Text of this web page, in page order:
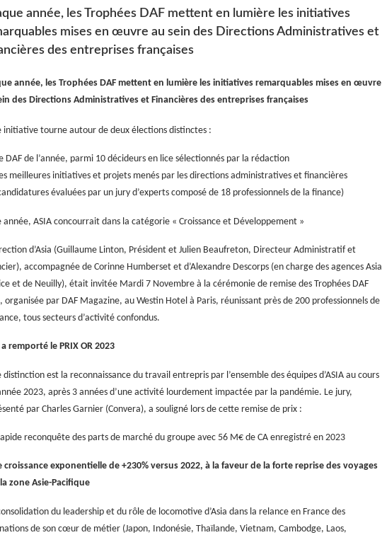
année, les Trophées DAF mettent en lumière les initiatives
mises en œuvre au sein des Directions Administratives et
des entreprises françaises
année, les Trophées DAF mettent en lumière les initiatives remarquables mises en œuvre
des Directions Administratives et Financières des entreprises françaises
initiative tourne autour de deux élections distinctes :
DAF de l’année, parmi 10 décideurs en lice sélectionnés par la rédaction
meilleures initiatives et projets menés par les directions administratives et financières
évaluées par un jury d’experts composé de 18 professionnels de la finance)
année, ASIA concourrait dans la catégorie « Croissance et Développement »
d’Asia (Guillaume Linton, Président et Julien Beaufreton, Directeur Administratif et
accompagnée de Corinne Humberset et d’Alexandre Descorps (en charge des agences Asia
et de Neuilly), était invitée Mardi 7 Novembre à la cérémonie de remise des Trophées DAF
organisée par DAF Magazine, au Westin Hotel à Paris, réunissant près de 200 professionnels de
tous secteurs d’activité confondus.
a remporté le PRIX OR 2023
distinction est la reconnaissance du travail entrepris par l’ensemble des équipes d’ASIA au cours
2023, après 3 années d’une activité lourdement impactée par la pandémie. Le jury,
par Charles Garnier (Convera), a souligné lors de cette remise de prix :
reconquête des parts de marché du groupe avec 56 M€ de CA enregistré en 2023
croissance exponentielle de +230% versus 2022, à la faveur de la forte reprise des voyages
zone Asie-Pacifique
du leadership et du rôle de locomotive d’Asia dans la relance en France des
de son cœur de métier (Japon, Indonésie, Thaïlande, Vietnam, Cambodge, Laos,